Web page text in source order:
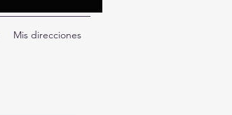
Mis direcciones